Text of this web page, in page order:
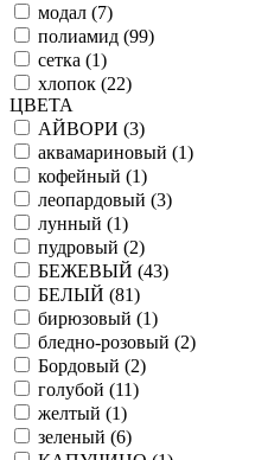
модал (7)
полиамид (99)
сетка (1)
хлопок (22)
ЦВЕТА
АЙВОРИ (3)
аквамариновый (1)
кофейный (1)
леопардовый (3)
лунный (1)
пудровый (2)
БЕЖЕВЫЙ (43)
БЕЛЫЙ (81)
бирюзовый (1)
бледно-розовый (2)
Бордовый (2)
голубой (11)
желтый (1)
зеленый (6)